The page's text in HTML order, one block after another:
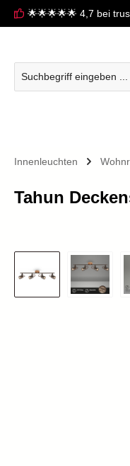
Zur
🌟🌟🌟🌟🌟 4,7 bei
Innenleuchten
Tahun
Bildergalerie